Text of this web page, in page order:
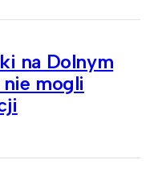
na Dolnym
nie mogli